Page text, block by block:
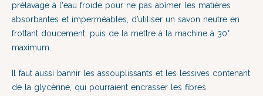
prélavage à l'eau froide pour ne pas abîmer les matières
absorbantes et imperméables, d’utiliser un savon neutre en
frottant doucement, puis de la mettre à la machine à 30°
maximum.
Il faut aussi bannir les assouplissants et les lessives contenant
de la glycérine, qui pourraient encrasser les fibres